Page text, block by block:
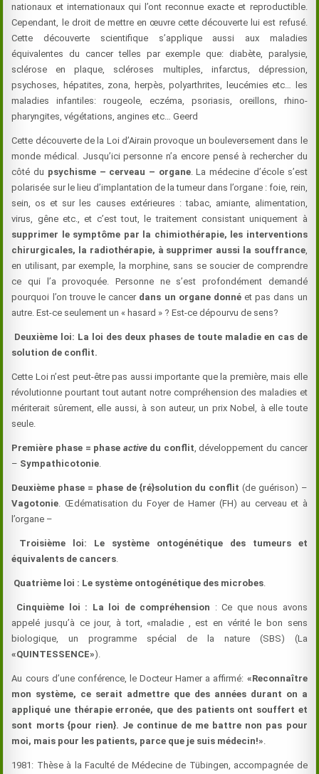
nationaux et internationaux qui l’ont reconnue exacte et reproductible.
Cependant, le droit de mettre en œuvre cette découverte lui est refusé.
Cette découverte scientifique s’applique aussi aux maladies
équivalentes du cancer telles par exemple que: diabète, paralysie,
sclérose en plaque, scléroses multiples, infarctus, dépression,
psychoses, hépatites, zona, herpès, polyarthrites, leucémies etc… les
maladies infantiles: rougeole, eczéma, psoriasis, oreillons, rhino-
pharyngites, végétations, angines etc… Geerd
Cette découverte de la Loi d’Airain provoque un bouleversement dans le
monde médical. Jusqu’ici personne n’a encore pensé à rechercher du
côté du psychisme – cerveau – organe. La médecine d’école s’est
polarisée sur le lieu d’implantation de la tumeur dans l’organe : foie, rein,
sein, os et sur les causes extérieures : tabac, amiante, alimentation,
virus, gêne etc., et c’est tout, le traitement consistant uniquement à
supprimer le symptôme par la chimiothérapie, les interventions
chirurgicales, la radiothérapie, à supprimer aussi la souffrance,
en utilisant, par exemple, la morphine, sans se soucier de comprendre
ce qui l’a provoquée. Personne ne s’est profondément demandé
pourquoi l’on trouve le cancer dans un organe donnéet pas dans un
autre. Est-ce seulement un « hasard » ? Est-ce dépourvu de sens?
Deuxième loi: La loi des deux phases de toute maladie en cas de
solution de conflit.
Cette Loi n’est peut-être pas aussi importante que la première, mais elle
révolutionne pourtant tout autant notre compréhension des maladies et
mériterait sûrement, elle aussi, à son auteur, un prix Nobel, à elle toute
seule.
Première phase = phase activedu conflit , développement du cancer
– Sympathicotonie
Deuxième phase = phase de {ré}solution du conflit (de guérison) –
Vagotonie . Œdématisation du Foyer de Hamer (FH) au cerveau et à
l’organe –
Troisième loi: Le système ontogénétique des tumeurs et
équivalents de cancers
Quatrième loi : Le système ontogénétique des microbes
Cinquième loi : La loi de compréhension : Ce que nous avons
appelé jusqu’à ce jour, à tort, «maladie , est en vérité le bon sens
biologique, un programme spécial de la nature (SBS) (La
«QUINTESSENCE»).
Au cours d’une conférence, le Docteur Hamer a affirmé: «Reconnaître
mon système, ce serait admettre que des années durant on a
appliqué une thérapie erronée, que des patients ont souffert et
sont morts {pour rien}. Je continue de me battre non pas pour
moi, mais pour les patients, parce que je suis médecin!»
1981: Thèse à la Faculté de Médecine de Tübingen, accompagnée de